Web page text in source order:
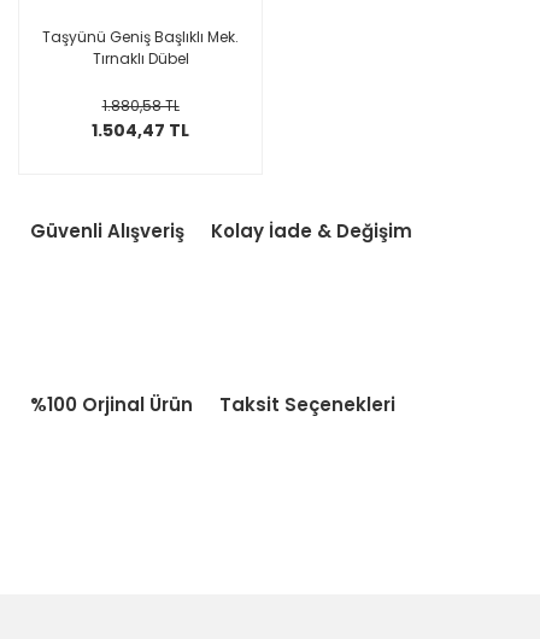
Taşyünü Geniş Başlıklı Mek.
Tırnaklı Dübel
1.880,58 TL
1.504,47 TL
Güvenli Alışveriş Kolay İade & Değişim
%100 Orjinal Ürün Taksit Seçenekleri